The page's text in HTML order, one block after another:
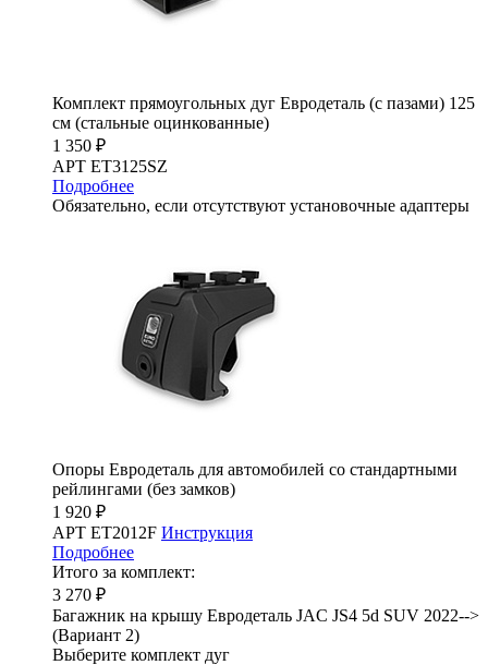
Комплект прямоугольных дуг Евродеталь (с пазами) 125
см (стальные оцинкованные)
1 350 ₽
АРТ ET3125SZ
Подробнее
Обязательно, если отсутствуют установочные адаптеры
Опоры Евродеталь для автомобилей со стандартными
рейлингами (без замков)
1 920 ₽
АРТ ET2012F Инструкция
Подробнее
Итого за комплект:
3 270 ₽
Багажник на крышу Евродеталь JAC JS4 5d SUV 2022-->
(Вариант 2)
Выберите комплект дуг